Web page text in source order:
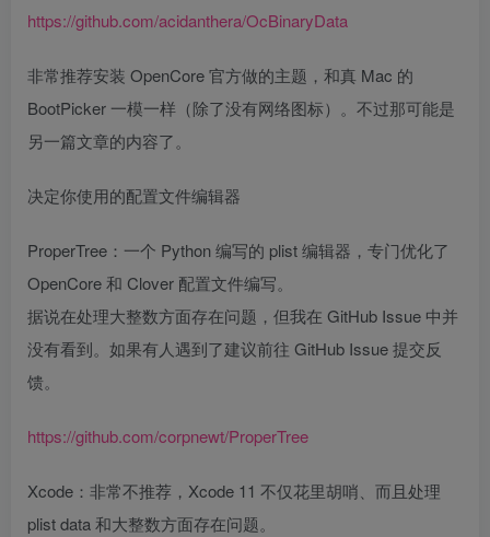
https://github.com/acidanthera/OcBinaryData
非常推荐安装 OpenCore 官方做的主题，和真 Mac 的
BootPicker 一模一样（除了没有网络图标）。不过那可能是
另一篇文章的内容了。
决定你使用的配置文件编辑器
ProperTree：一个 Python 编写的 plist 编辑器，专门优化了
OpenCore 和 Clover 配置文件编写。
据说在处理大整数方面存在问题，但我在 GitHub Issue 中并
没有看到。如果有人遇到了建议前往 GitHub Issue 提交反
馈。
https://github.com/corpnewt/ProperTree
Xcode：非常不推荐，Xcode 11 不仅花里胡哨、而且处理
plist data 和大整数方面存在问题。